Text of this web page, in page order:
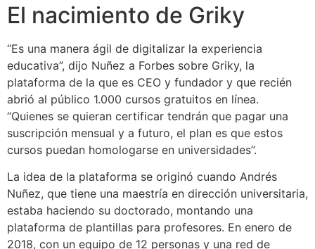
El nacimiento de Griky
“Es una manera ágil de digitalizar la experiencia
educativa”, dijo Nuñez a Forbes sobre Griky, la
plataforma de la que es CEO y fundador y que recién
abrió al público 1.000 cursos gratuitos en línea.
“Quienes se quieran certificar tendrán que pagar una
suscripción mensual y a futuro, el plan es que estos
cursos puedan homologarse en universidades”.
La idea de la plataforma se originó cuando Andrés
Nuñez, que tiene una maestría en dirección universitaria,
estaba haciendo su doctorado, montando una
plataforma de plantillas para profesores. En enero de
2018, con un equipo de 12 personas y una red de